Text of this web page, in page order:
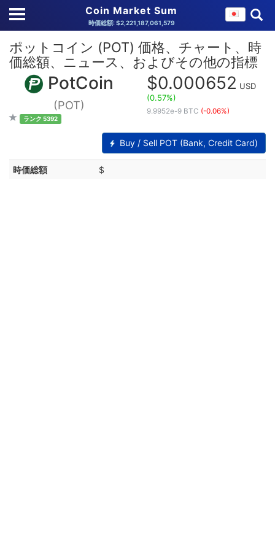
Coin Market Sum
時価総額: $2,221,187,061,579
ポットコイン (POT) 価格、チャート、時
価総額、ニュース、およびその他の指標
PotCoin
(POT)
ランク 5392
$0.000652 USD
(0.57%)
9.9952e-9 BTC (-0.06%)
Buy / Sell POT (Bank, Credit Card)
時価総額 $